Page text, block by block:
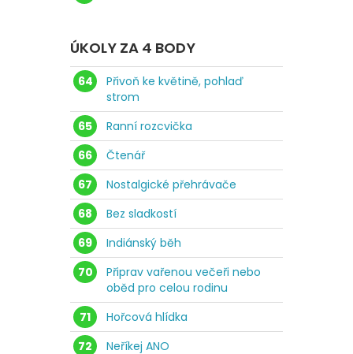
ÚKOLY ZA 4 BODY
64
Přivoň ke květině, pohlaď
strom
65
Ranní rozcvička
66
Čtenář
67
Nostalgické přehrávače
68
Bez sladkostí
69
Indiánský běh
70
Připrav vařenou večeři nebo
oběd pro celou rodinu
71
Hořcová hlídka
72
Neříkej ANO